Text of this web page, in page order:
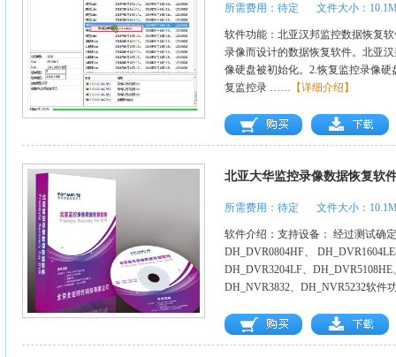
所需费用：待定 文件大小：
软件功能：北亚汉邦监控数据恢复
录像而设计的数据恢复软件。北亚
像硬盘被初始化。2.恢复监控录像
复监控录 …… 【详细介绍】
北亚大华监控录像数据恢复软
所需费用：待定 文件大小：
软件介绍：支持设备： 经过测试确
DH_DVR0804HF、
DH_DVR3204LF、
DH_NVR3832、DH_NVR5232软